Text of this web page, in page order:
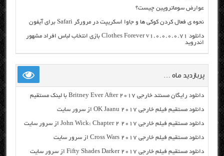
عوارض سوماتروپین چیست؟
نحوه ی فعال کردن کوکی ها و جاوا اسکریپت در مرورگر Safari برای آیفون
دانلود Clothes Forever v1.0.0.0.0.71 بازی انتخاب لباس افراد مشهور
اندروید
پربازدید ماه …
دانلود رایگان مسنتد خارجی Britney Ever After 2017 با لینک مستقیم
دانلود مستقیم فیلم خارجی OK Jaanu 2017 از سرور سایت
دانلود مستقیم فیلم خارجی John Wick: Chapter 2 2017 از سرور سایت
دانلود مستقیم فیلم خارجی Cross Wars 2017 از سرور سایت
دانلود مستقیم فیلم خارجی Fifty Shades Darker 2017 از سرور سایت